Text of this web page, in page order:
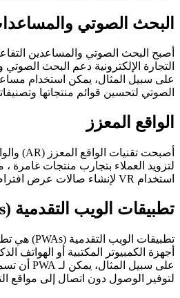
البحث الصوتي
التجارة الإلكترونية دعم البحث
على سبيل المثال، يمكن استخدام
الصوتي لتحسين قوائم منتجاتها
الواقع المعزز
استخدام VR لإنشاء صالات عرض افتراضية أو السماح للعملاء بالقيام بجولات افتراضية للمنتجات أو المتاجر.
تطبيقات الويب التقدمية (PWAs)
أجهزة الكمبيوتر المكتبية أو الهواتف
لتوفير الوصول دون اتصال إلى مواقع